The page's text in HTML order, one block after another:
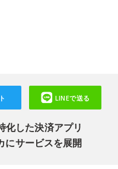
化した決済アプリ
サービスを展開
LINEで送る